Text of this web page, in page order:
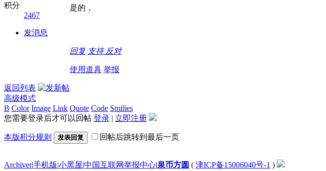
积分
2467
发消息
是的，
回复 支持 反对
使用道具 举报
返回列表
高级模式
B Color Image Link Quote Code Smilies
您需要登录后才可以回帖 登录 | 立即注册
本版积分规则 发表回复 回帖后跳转到最后一页
Archiver|手机版|小黑屋|中国互联网举报中心|泉币方圆 ( 津ICP备15006040号-1 )